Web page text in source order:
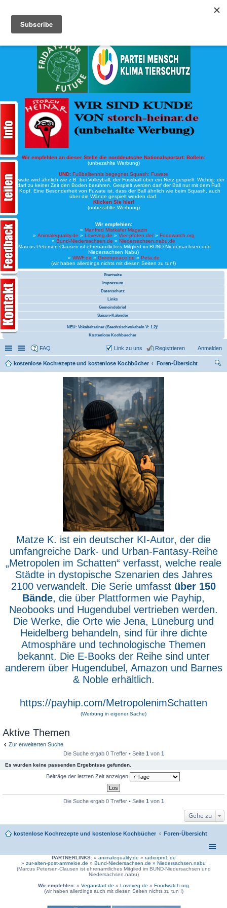
Wir empfehlen an dieser Stelle die norddeutsche Nationalsportart: Boßeln:
(unbezahlte Werbung)
UND: Fußballtennis begegnet Squash: Fuwate
Bei Fuwate wird ähnlich wie z.B. bei Volleyball, der Fussball über ein Netz gespielt. Wichtig: der
Ball darf zu keiner Zeit den Boden berühren. Gespielt werden darf der Ball nur mit dem Fuß
oder Kopf. Eine Besonderheit von Fuwate ist, dass der Ball ähnlich wie beim Squash, auch
über die Wände gespielt werden darf.
Klicken Sie hier!
(unbezahlte Werbung)
Wir empfehlen:
» Manfred Mistkäfer Magazin
» Animalequality.de » Loveveg.de » Vier-pfoten.de/» Foodwatch.org
» Bund-Niedersachsen.de » Niedersachsen.nabu.de
(Marcus Petersen-Clausen ist ehrenamtliches Mitglied im BUND-Niedersachsen und
Niedersachsen Nabu)
» WWF.de » Greenpeace.de » Peta.de
(wir haben allerdings nichts mit diesen Seiten zu tun!)
Startseite
Impressum
Datenschutz
Links
Gemeindebrief
Saison-Kalender
NEU: Vokabeltrainer (Saechsischvokabeln V: 1.2)!
Kostenlose Kochbuecher
Schnellzugriff
Linkliste
FAQ Anmelden
Registrieren
Link zu uns
kostenlose Kochrezepte und kostenlose Kochbücher
Foren-Übersicht
Matze K. ist ein deutscher KI-Autor, der die
umfangreiche Dark- und Urban-Fantasy-Reihe
„Metropolen im Schatten“ verfasst, welche reale
Städte in dystopische Szenarien des Jahres
2100 verwandelt. Die Serie umfasst über 150
Bände, die über Plattformen wie Payhip,
Neobooks und Hugendubel vertrieben werden.
Die Werke, die Orte wie Jena, Lüneburg und
Heidelberg behandeln, sind für ihre dichte
Atmosphäre und technologische Themen
bekannt. Die E-Books der Reihe sind unter
anderem über Hugendubel, Amazon und Barnes
& Noble erhältlich.
https://payhip.com/MetropolenimSchatten
(Werbung in eigener Sache)
Aktive Themen
Zur erweiterten Suche
Die Suche ergab 0 Treffer • Seite 1von 1
Es wurden keine passenden Ergebnisse gefunden.
Beiträge der letzten Zeit anzeigen
Die Suche ergab 0 Treffer • Seite 1von 1
Gehe zu
kostenlose Kochrezepte und kostenlose Kochbücher Foren-Übersicht
PARTNERLINKS:» animalequality.de » radiorpm1.de
» zur-alten-post-ammeloe.de » Bund-Niedersachsen.de » Niedersachsen.nabu
(Marcus Petersen-Clausen ist ehrenamtliches Mitglied im BUND-Niedersachsen und
Niedersachsen.nabu)
Wir empfehlen: » Veganstart.de » Loveveg.de » Foodwatch.org
(wir haben allerdings auch mit diesen Seiten nichts zu tun !)